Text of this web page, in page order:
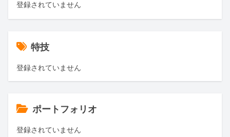
登録されていません
特技
登録されていません
ポートフォリオ
登録されていません